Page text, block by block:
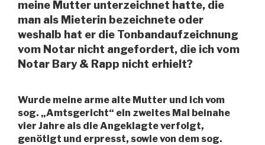
meine Mutter unterzeichnet hatte, die
man als Mieterin bezeichnete oder
weshalb hat er die Tonbandaufzeichnung
vom Notar nicht angefordert, die ich vom
Notar Bary & Rapp nicht erhielt?
Wurde meine arme alte Mutter und ich vom
sog. „Amtsgericht“ ein zweites Mal beinahe
vier Jahre als die Angeklagte verfolgt,
genötigt und erpresst, sowie von dem sog.